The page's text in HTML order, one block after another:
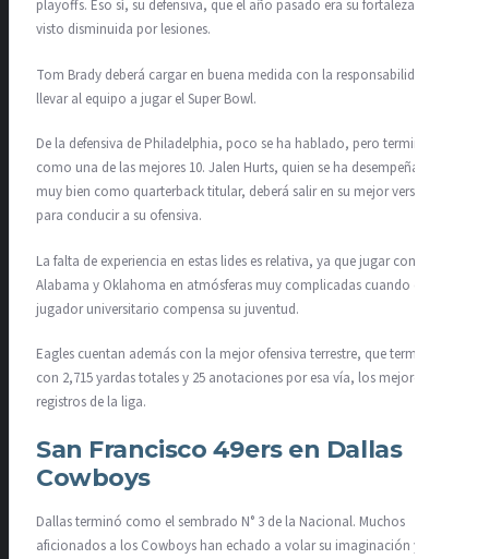
playoffs. Eso sí, su defensiva, que el año pasado era su fortaleza, se ha
visto disminuida por lesiones.
Tom Brady deberá cargar en buena medida con la responsabilidad de
llevar al equipo a jugar el Super Bowl.
De la defensiva de Philadelphia, poco se ha hablado, pero terminó
como una de las mejores 10. Jalen Hurts, quien se ha desempeñado
muy bien como quarterback titular, deberá salir en su mejor versión
para conducir a su ofensiva.
La falta de experiencia en estas lides es relativa, ya que jugar con
Alabama y Oklahoma en atmósferas muy complicadas cuando era
jugador universitario compensa su juventud.
Eagles cuentan además con la mejor ofensiva terrestre, que terminó
con 2,715 yardas totales y 25 anotaciones por esa vía, los mejores
registros de la liga.
San Francisco 49ers en Dallas
Cowboys
Dallas terminó como el sembrado N° 3 de la Nacional. Muchos
aficionados a los Cowboys han echado a volar su imaginación y